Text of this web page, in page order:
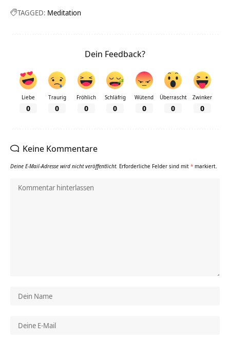
TAGGED: Meditation
Dein Feedback?
Liebe
0
Traurig
0
Fröhlich
0
Schläfrig
0
Wütend
0
Überrascht
0
Zwinker
0
Keine Kommentare
Deine E-Mail-Adresse wird nicht veröffentlicht. Erforderliche Felder sind mit * markiert.